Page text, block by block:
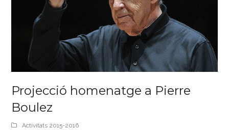
Projecció homenatge a Pierre
Boulez
Activitats 2015-2016